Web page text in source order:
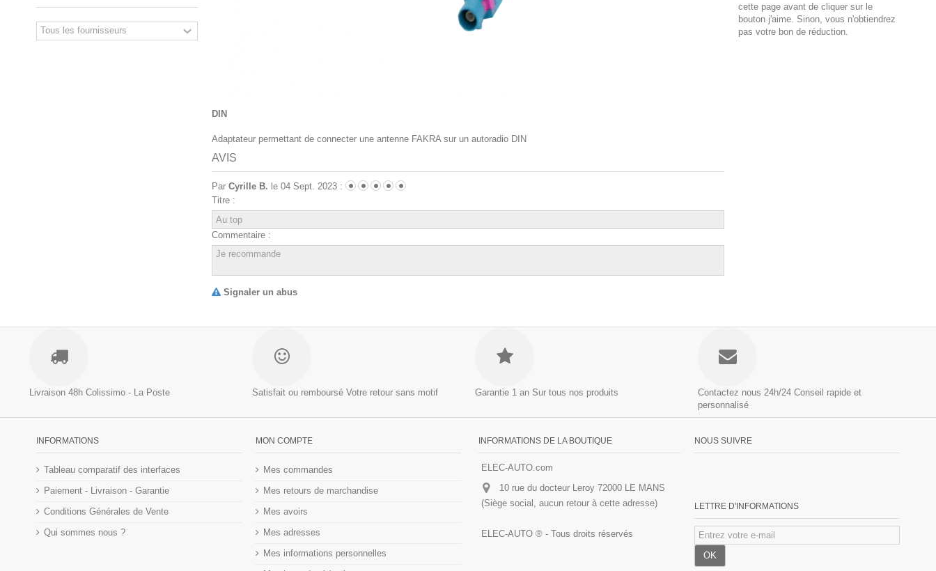
DIN
Adaptateur permettant de connecter une antenne FAKRA sur un autoradio DIN
AVIS
Par Cyrille B. le 04 Sept. 2023 :
Titre :
Commentaire :
Signaler un abus
cette page avant de cliquer sur le
bouton j'aime. Sinon, vous n'obtiendrez
pas votre bon de réduction.
Livraison 48h Colissimo - La Poste Satisfait ou remboursé Votre retour sans motif Garantie 1 an Sur tous nos produits Contactez nous 24h/24 Conseil rapide et
personnalisé
INFORMATIONS
Tableau comparatif des interfaces
Paiement - Livraison - Garantie
Conditions Générales de Vente
Qui sommes nous ?
MON COMPTE
Mes commandes
Mes retours de marchandise
Mes avoirs
Mes adresses
Mes informations personnelles
INFORMATIONS DE LA BOUTIQUE
ELEC-AUTO.com
10 rue du docteur Leroy 72000 LE MANS
(Siège social, aucun retour à cette adresse)
ELEC-AUTO ® - Tous droits réservés
NOUS SUIVRE
LETTRE D'INFORMATIONS
OK